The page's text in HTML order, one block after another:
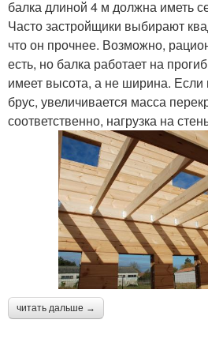
балка длиной 4 м должна иметь
Часто застройщики выбирают
что он прочнее. Возможно,
есть, но балка работает на
имеет высота, а не ширина. Если
брус, увеличивается масса
соответственно, нагрузка на
читать дальше →